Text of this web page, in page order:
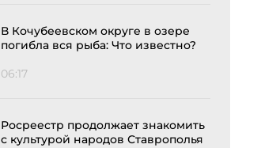
В Кочубеевском округе в озере
погибла вся рыба: Что известно?
06:17
Росреестр продолжает знакомить
с культурой народов Ставрополья